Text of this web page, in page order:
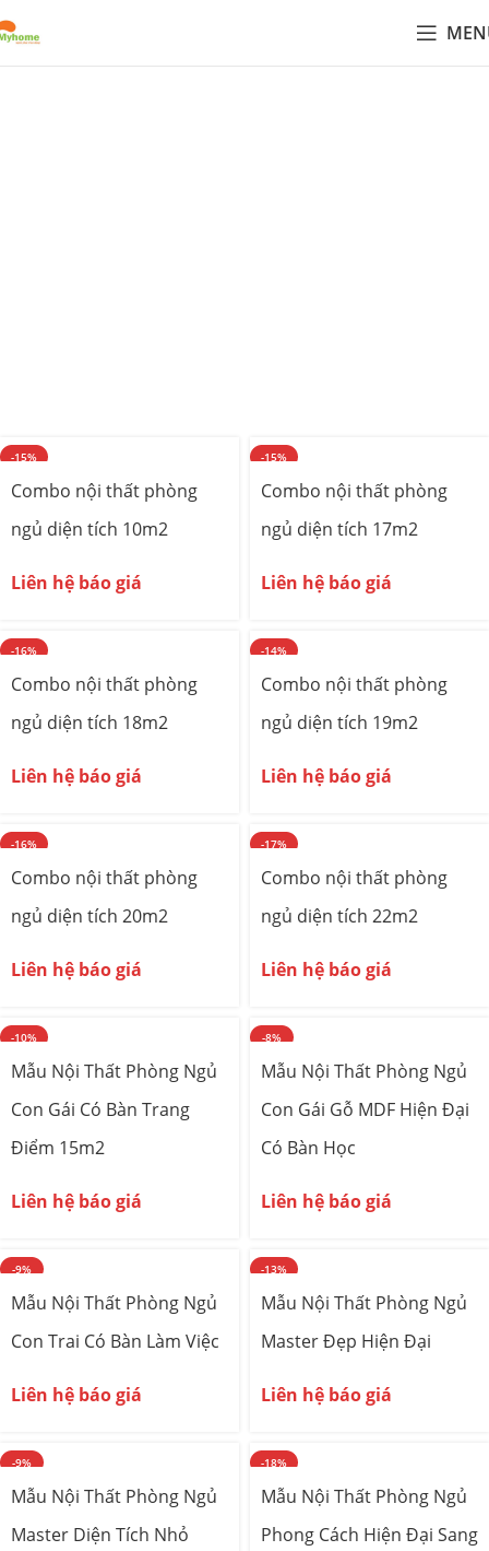
-15%
Combo nội thất phòng
ngủ diện tích 10m2
Liên hệ báo giá
-15%
Combo nội thất phòng
ngủ diện tích 17m2
Liên hệ báo giá
-16%
Combo nội thất phòng
ngủ diện tích 18m2
Liên hệ báo giá
-14%
Combo nội thất phòng
ngủ diện tích 19m2
Liên hệ báo giá
-16%
Combo nội thất phòng
ngủ diện tích 20m2
Liên hệ báo giá
-17%
Combo nội thất phòng
ngủ diện tích 22m2
Liên hệ báo giá
-10%
Mẫu Nội Thất Phòng Ngủ
Con Gái Có Bàn Trang
Điểm 15m2
Liên hệ báo giá
-8%
Mẫu Nội Thất Phòng Ngủ
Con Gái Gỗ MDF Hiện Đại
Có Bàn Học
Liên hệ báo giá
-9%
Mẫu Nội Thất Phòng Ngủ
Con Trai Có Bàn Làm Việc
Liên hệ báo giá
-13%
Mẫu Nội Thất Phòng Ngủ
Master Đẹp Hiện Đại
Liên hệ báo giá
-9%
Mẫu Nội Thất Phòng Ngủ
Master Diện Tích Nhỏ
-18%
Mẫu Nội Thất Phòng Ngủ
Phong Cách Hiện Đại Sang